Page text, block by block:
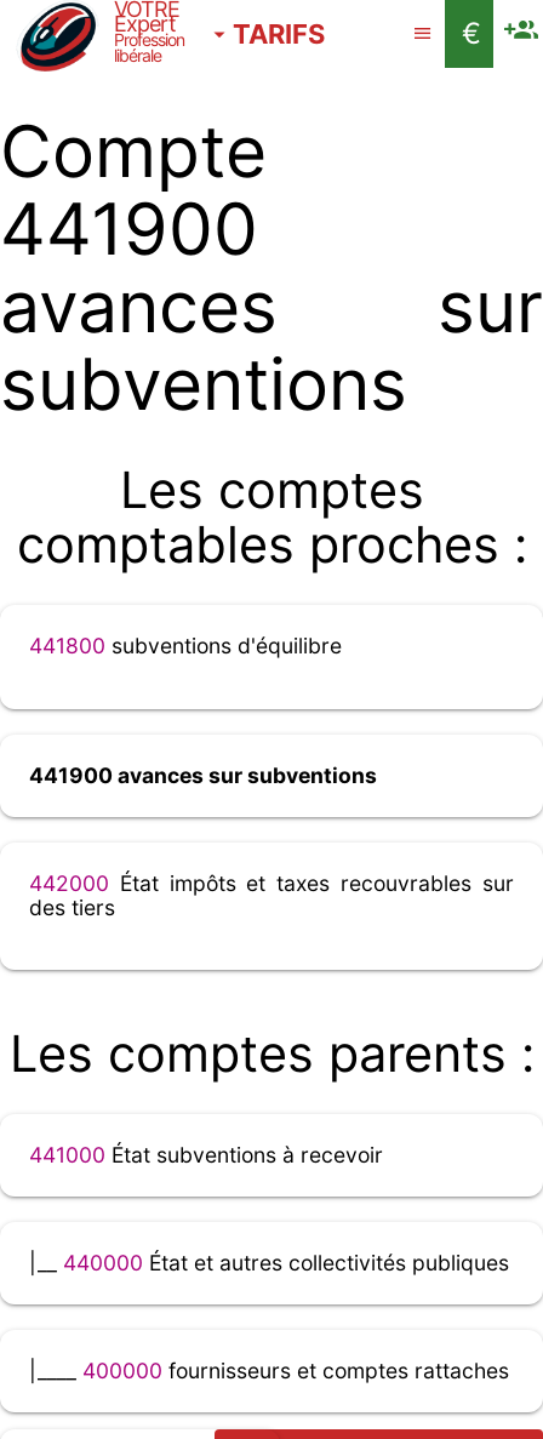
VOTRE
Expert
Profession
libérale
TARIFS €
Compte
441900
avances sur
subventions
Les comptes
comptables proches :
441800 subventions d'équilibre
441900 avances sur subventions
442000 État impôts et taxes recouvrables sur
des tiers
Les comptes parents :
441000 État subventions à recevoir
440000 État et autres collectivités publiques
400000 fournisseurs et comptes rattaches